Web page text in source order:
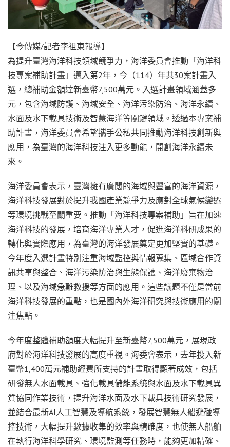
【今傳媒/記者李祖東報導】
為提升臺灣海洋科技領域競爭力，海洋委員會推動「海洋科
技專案補助計畫」邁入第2年，今（114）年共30案計畫入
選，總補助金額達新臺幣7,500萬元。入選計畫領域涵蓋多
元，包含海域防護、海域安全、海洋污染防治、海洋永續、
水面及水下載具技術及智慧海洋等關鍵領域。透過本專案補
助計畫，海洋委員會希望攜手公私共同推動海洋科技創新與
應用，為臺灣的海洋科技注入更多動能，開創海洋永續未
來。
海洋委員會表示，臺灣擁有廣闊的海域與豐富的海洋資源，
海洋科技發展對於提升我國產業競爭力及應對全球氣候變遷
等環境挑戰至關重要。推動「海洋科技專案補助」旨在加速
海洋科技的發展，培育海洋專業人才，促進海洋科研成果的
轉化與實際應用，為臺灣的海洋發展奠定更加堅實的基礎。
今年度入選計畫特別注重海域監控與情報蒐集、區域合作資
訊共享與整合、海洋污染防治與生態保護、海洋廢棄物治
理、以及海域急難救援等方面的應用。這些議題不僅是當前
海洋科技發展的重點，也是國內外海洋研究與技術應用的關
注焦點。
今年度整體補助額度大幅提升至新臺幣7,500萬元，展現政
府對於海洋科技發展的高度重視。海委會表示，去年投入新
臺幣1,400萬元補助經費所支持的計畫取得顯著成效，包括
研發無人水面載具、強化載具儲能系統與水面及水下載具異
質協同作業技術，提升海洋水面及水下載具技術研究發展，
並結合最新AI人工智慧及導航系統，發展智慧無人船避碰導
控技術，大幅提升數據收集的效率與精確度，也使無人船舶
在執行海洋科學研究、環境監測等任務時，能夠更加精確、